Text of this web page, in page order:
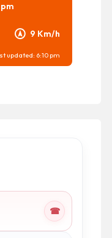
9 Km/h
updated: 6:10 pm
☎